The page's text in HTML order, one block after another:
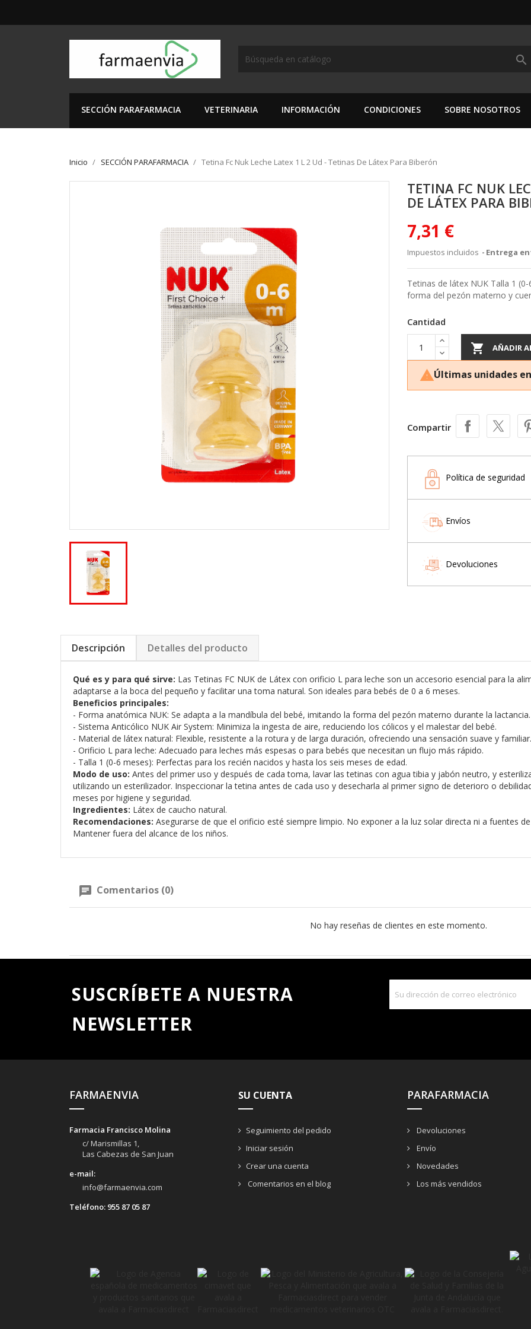
search
SECCIÓN PARAFARMACIA VETERINARIA INFORMACIÓN CONDICIONES SOBRE NOSOTROS
Inicio SECCIÓN PARAFARMACIA Tetina Fc Nuk Leche Latex 1 L 2 Ud - Tetinas De Látex Para Biberón
TETINA FC NUK
DE LÁTEX PARA
7,31 €
Impuestos incluidos Entrega
Tetinas de látex NUK Talla 1
forma del pezón materno y
Cantidad
 AÑADIR
Últimas unidades
Compartir
Política de seguridad
Envíos
Devoluciones
Descripción Detalles del producto
Qué es y para qué sirve: Las Tetinas FC NUK de Látex con orificio L para leche son un accesorio esencial para la
adaptarse a la boca del pequeño y facilitar una toma natural. Son ideales para bebés de 0 a 6 meses.
Beneficios principales:
- Forma anatómica NUK: Se adapta a la mandíbula del bebé, imitando la forma del pezón materno durante la lactancia.
- Sistema Anticólico NUK Air System: Minimiza la ingesta de aire, reduciendo los cólicos y el malestar del bebé.
- Material de látex natural: Flexible, resistente a la rotura y de larga duración, ofreciendo una sensación suave y familiar.
- Orificio L para leche: Adecuado para leches más espesas o para bebés que necesitan un flujo más rápido.
- Talla 1 (0-6 meses): Perfectas para los recién nacidos y hasta los seis meses de edad.
Modo de uso: Antes del primer uso y después de cada toma, lavar las tetinas con agua tibia y jabón neutro, y
utilizando un esterilizador. Inspeccionar la tetina antes de cada uso y desecharla al primer signo de deterioro o
meses por higiene y seguridad.
Ingredientes: Látex de caucho natural.
Recomendaciones: Asegurarse de que el orificio esté siempre limpio. No exponer a la luz solar directa ni a fuentes
Mantener fuera del alcance de los niños.
Comentarios (0)
No hay reseñas de clientes en este momento.
SUSCRÍBETE A NUESTRA
NEWSLETTER
FARMAENVIA
Farmacia Francisco Molina
c/ Marismillas 1,
Las Cabezas de San Juan
e-mail:
info@farmaenvia.com
Teléfono: 955 87 05 87
SU CUENTA
Seguimiento del pedido
Iniciar sesión
Crear una cuenta
Comentarios en el blog
PARAFARMACIA
Devoluciones
Envío
Novedades
Los más vendidos